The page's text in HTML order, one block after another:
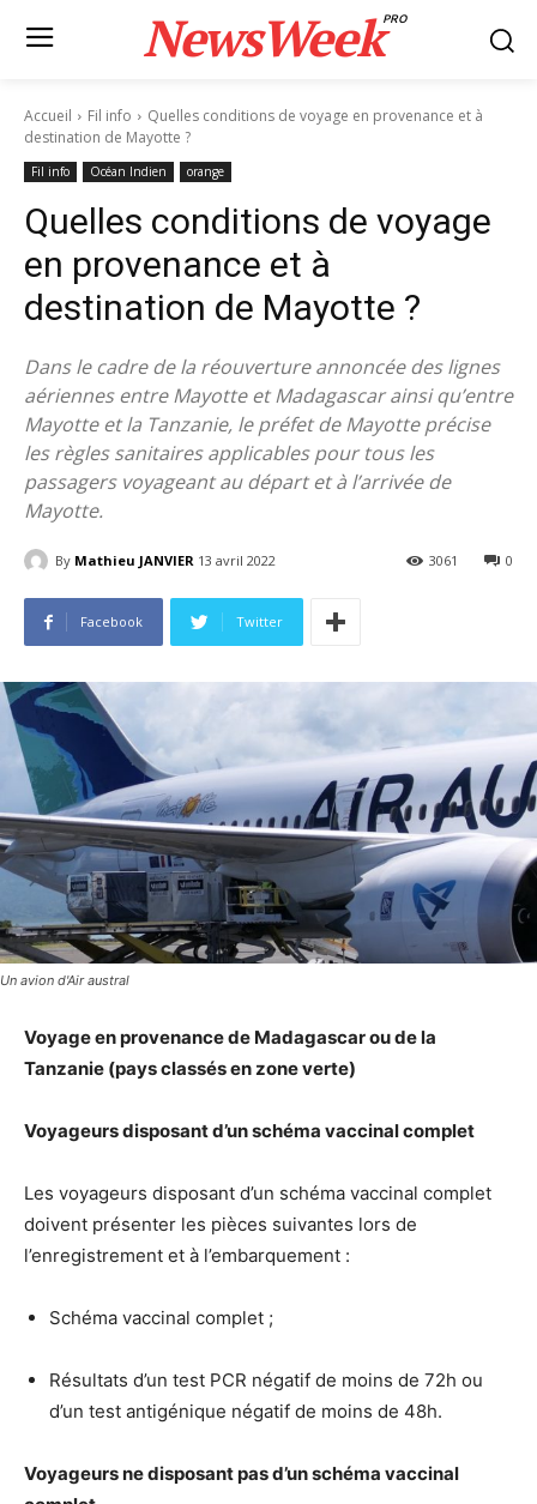
NewsWeekPRO
Accueil Fil info
Quelles conditions de voyage en provenance et à
destination de Mayotte ?
Fil info Océan Indien orange
Quelles conditions de voyage
en provenance et à
destination de Mayotte ?
Dans le cadre de la réouverture annoncée des lignes
aériennes entre Mayotte et Madagascar ainsi qu’entre
Mayotte et la Tanzanie, le préfet de Mayotte précise
les règles sanitaires applicables pour tous les
passagers voyageant au départ et à l’arrivée de
Mayotte.
By Mathieu JANVIER 13 avril 2022 0
3061
Facebook Twitter
Un avion d'Air austral
Voyage en provenance de Madagascar ou de la
Tanzanie (pays classés en zone verte)
Voyageurs disposant d’un schéma vaccinal complet
Les voyageurs disposant d’un schéma vaccinal complet
doivent présenter les pièces suivantes lors de
l’enregistrement et à l’embarquement :
Schéma vaccinal complet ;
Résultats d’un test PCR négatif de moins de 72h ou
d’un test antigénique négatif de moins de 48h.
Voyageurs ne disposant pas d’un schéma vaccinal